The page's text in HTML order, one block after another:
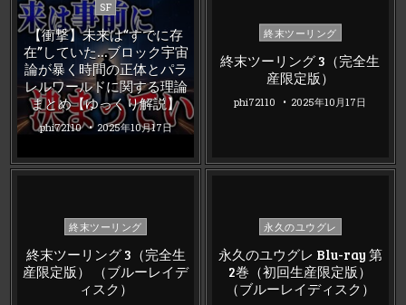
Posted
in
SF
【衝撃】未来は“すでに存
在”していた…ブロック宇宙
論が暴く時間の正体とパラ
レルワールドに関する理論
まとめ【ゆっくり解説】
phi72110 2025年10月17日
Posted
終末ツーリング
終末ツーリング 3（完全生
産限定版）
phi72110 2025年10月17日
Posted
終末ツーリング
終末ツーリング 3（完全生
産限定版） （ブルーレイデ
ィスク）
Posted
永久のユウグレ
永久のユウグレ Blu-ray 第
2巻（初回生産限定版）
（ブルーレイディスク）